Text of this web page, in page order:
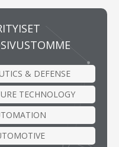
& DEFENSE
TECHNOLOGY